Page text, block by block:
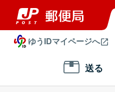
ゆうIDマイページへ
送る